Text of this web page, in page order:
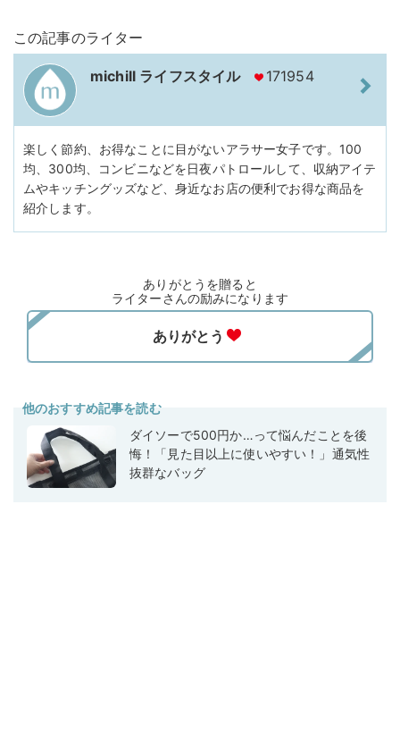
この記事のライター
michill ライフスタイル 171954
楽しく節約、お得なことに目がないアラサー女子です。100
均、300均、コンビニなどを日夜パトロールして、収納アイテ
ムやキッチングッズなど、身近なお店の便利でお得な商品を
紹介します。
ありがとうを贈ると
ライターさんの励みになります
他のおすすめ記事を読む
ダイソーで500円か…って悩んだことを後
悔！「見た目以上に使いやすい！」通気性
抜群なバッグ